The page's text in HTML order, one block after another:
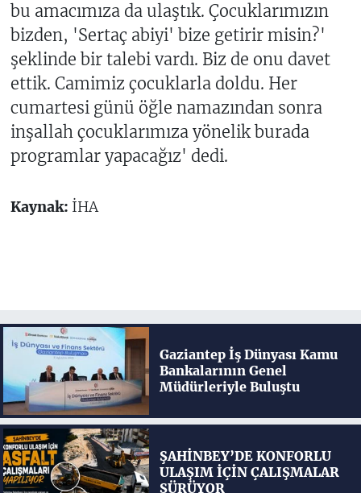
bu amacımıza da ulaştık. Çocuklarımızın
bizden, 'Sertaç abiyi' bize getirir misin?'
şeklinde bir talebi vardı. Biz de onu davet
ettik. Camimiz çocuklarla doldu. Her
cumartesi günü öğle namazından sonra
inşallah çocuklarımıza yönelik burada
programlar yapacağız' dedi.
Kaynak: İHA
Gaziantep İş Dünyası Kamu
Bankalarının Genel
Müdürleriyle Buluştu
ŞAHİNBEY’DE KONFORLU
ULAŞIM İÇİN ÇALIŞMALAR
SÜRÜYOR